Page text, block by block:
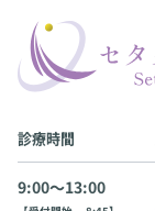
診療時間
9:00〜13:00